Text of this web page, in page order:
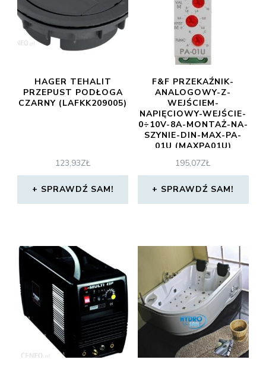
HAGER TEHALIT
PRZEPUST PODŁOGA
CZARNY (LAFKK209005)
123,93ZŁ
SPRAWDŹ SAM!
F&F PRZEKAŹNIK-
ANALOGOWY-Z-
WEJŚCIEM-
NAPIĘCIOWY-WEJŚCIE-
0÷10V-8A-MONTAŻ-NA-
SZYNIE-DIN-MAX-PA-
01U (MAXPA01U)
195,07ZŁ
SPRAWDŹ SAM!